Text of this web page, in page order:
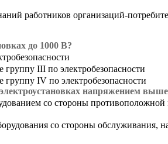
работников организаций-
до 1000 В?
III по электробезопасности
IV по электробезопасности
напряжением выше
со стороны
со стороны обслуживания,